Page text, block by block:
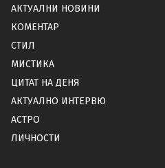
АКТУАЛНИ НОВИНИ
КОМЕНТАР
СТИЛ
МИСТИКА
ЦИТАТ НА ДЕНЯ
АКТУАЛНО ИНТЕРВЮ
АСТРО
ЛИЧНОСТИ